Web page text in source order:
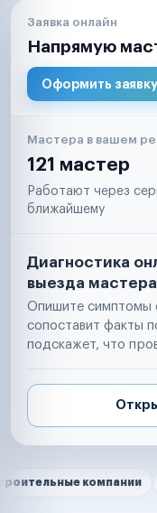
Заявка онлайн
Напрямую
Оформить заявку
Мастера в вашем
121 мастер
Работают через
ближайшему
Диагностика
выезда мастера
Опишите симптомы
сопоставит факты
подскажет, что
Нам
компании
Маркетплейсы